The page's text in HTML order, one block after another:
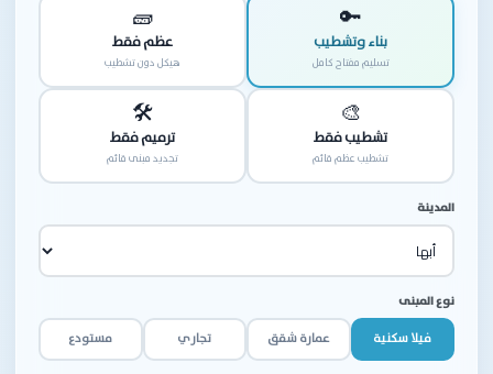
🔑
بناء وتشطيب
تسليم مفتاح كامل
🧱
عظم فقط
هيكل دون تشطيب
🎨
تشطيب فقط
تشطيب عظم قائم
🛠️
ترميم فقط
تجديد مبنى قائم
المدينة
نوع المبنى
فيلا سكنية
عمارة شقق تجاري مستودع